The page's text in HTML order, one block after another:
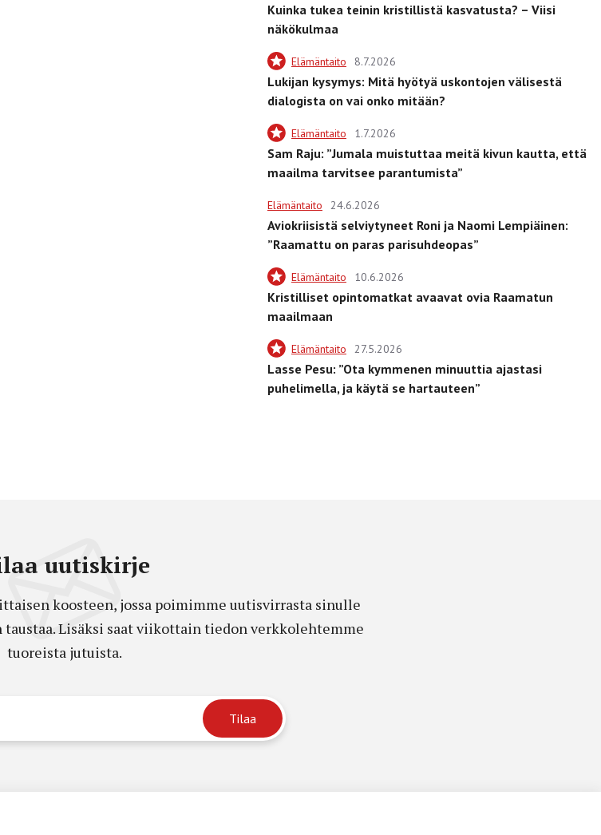
Kuinka tukea teinin kristillistä kasvatusta? – Viisi
näkökulmaa
Elämäntaito 8.7.2026
Lukijan kysymys: Mitä hyötyä uskontojen välisestä
dialogista on vai onko mitään?
Elämäntaito 1.7.2026
Sam Raju: ”Jumala muistuttaa meitä kivun kautta, että
maailma tarvitsee parantumista”
Elämäntaito 24.6.2026
Aviokriisistä selviytyneet Roni ja Naomi Lempiäinen:
”Raamattu on paras parisuhdeopas”
Elämäntaito 10.6.2026
Kristilliset opintomatkat avaavat ovia Raamatun
maailmaan
Elämäntaito 27.5.2026
Lasse Pesu: ”Ota kymmenen minuuttia ajastasi
puhelimella, ja käytä se hartauteen”
uutiskirje
koosteen, jossa poimimme uutisvirrasta sinulle
Lisäksi saat viikottain tiedon verkkolehtemme
tuoreista jutuista.